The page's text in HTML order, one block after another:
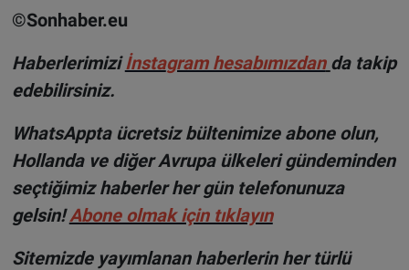
©Sonhaber.eu
Haberlerimiziİnstagram hesabımızdan da takip
edebilirsiniz.
WhatsAppta ücretsiz bültenimize abone olun,
Hollanda ve diğer Avrupa ülkeleri gündeminden
seçtiğimiz haberler her gün telefonunuza
gelsin!Abone olmak için tıklayın
Sitemizde yayımlanan haberlerin her türlü